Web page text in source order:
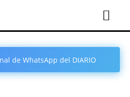
de WhatsApp del DIARIO